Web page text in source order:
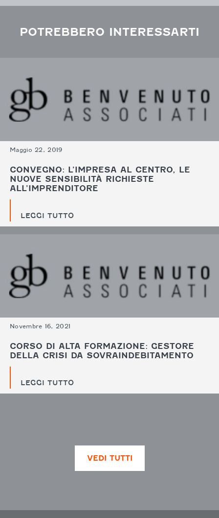
POTREBBERO INTERESSARTI
Maggio 22, 2019
CONVEGNO: L’IMPRESA AL CENTRO, LE
NUOVE SENSIBILITÀ RICHIESTE
ALL’IMPRENDITORE
LEGGI TUTTO
Novembre 16, 2021
CORSO DI ALTA FORMAZIONE: GESTORE
DELLA CRISI DA SOVRAINDEBITAMENTO
LEGGI TUTTO
VEDI TUTTI